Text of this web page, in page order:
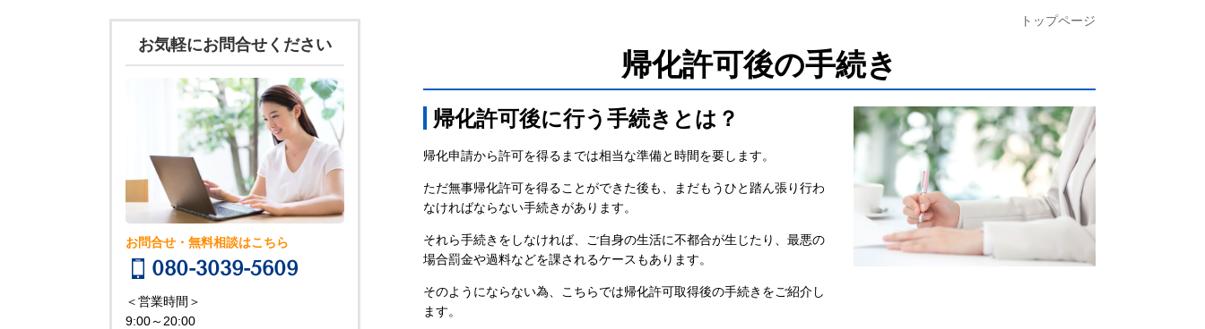
トップページ
帰化許可後の手続き
帰化許可後に行う手続きとは？
帰化申請から許可を得るまでは相当な準備と時間を要します。
ただ無事帰化許可を得ることができた後も、まだもうひと踏ん張り行わ
なければならない手続きがあります。
それら手続きをしなければ、ご自身の生活に不都合が生じたり、最悪の
場合罰金や過料などを課されるケースもあります。
そのようにならない為、こちらでは帰化許可取得後の手続きをご紹介し
ます。
お気軽にお問合せください
お問合せ・無料相談はこちら
080-3039-5609
＜営業時間＞
9:00～20:00